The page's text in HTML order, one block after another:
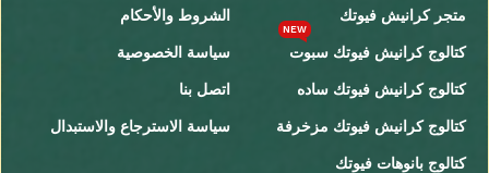
متجر كرانيش فيوتك
كتالوج كرانيش فيوتك سبوت
NEW
كتالوج كرانيش فيوتك ساده
كتالوج كرانيش فيوتك مزخرفة
كتالوج بانوهات فيوتك
الشروط والأحكام
سياسة الخصوصية
اتصل بنا
سياسة الاسترجاع والاستبدال